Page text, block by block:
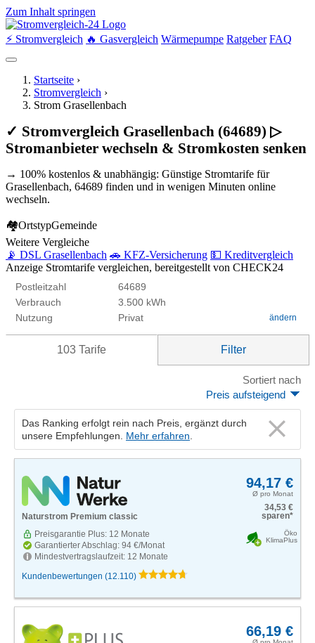
Zum Inhalt springen
⚡ Stromvergleich 🔥 Gasvergleich Wärmepumpe Ratgeber FAQ
Startseite ›
Stromvergleich ›
Strom Grasellenbach
✓ Stromvergleich Grasellenbach (64689) ▷
Stromanbieter wechseln & Stromkosten senken
→ 100% kostenlos & unabhängig: Günstige Stromtarife für
Grasellenbach, 64689 finden und in wenigen Minuten online
wechseln.
🏘OrtstypGemeinde
Weitere Vergleiche
📡 DSL Grasellenbach 🚗 KFZ-Versicherung 💵 Kreditvergleich
Anzeige Stromtarife vergleichen, bereitgestellt von CHECK24